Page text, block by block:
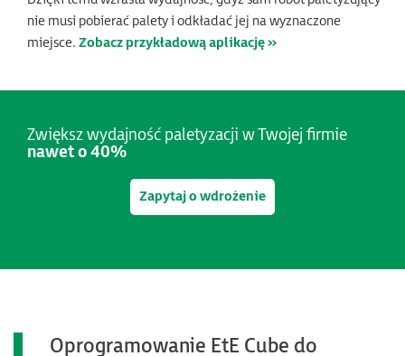
nie musi pobierać palety i odkładać jej na wyznaczone
miejsce. Zobacz przykładową aplikację »
Zwiększ wydajność paletyzacji w Twojej firmie
nawet o 40%
Zapytaj o wdrożenie
Oprogramowanie EtE Cube do